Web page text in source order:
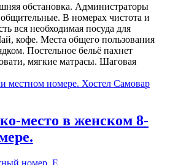
обстановка. Администраторы
В номерах чистота и
вся необходимая посуда для
кофе. Места общего пользования
Постельное бельё пахнет
мягкие матрасы. Шаговая
место в женском 8-